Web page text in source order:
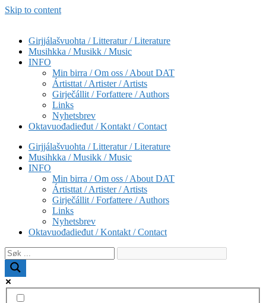
Skip to content
Girjjálašvuohta / Litteratur / Literature
Musihkka / Musikk / Music
INFO
Min birra / Om oss / About DAT
Ártisttat / Artister / Artists
Girječállit / Forfattere / Authors
Links
Nyhetsbrev
Oktavuođadieđut / Kontakt / Contact
Girjjálašvuohta / Litteratur / Literature
Musihkka / Musikk / Music
INFO
Min birra / Om oss / About DAT
Ártisttat / Artister / Artists
Girječállit / Forfattere / Authors
Links
Nyhetsbrev
Oktavuođadieđut / Kontakt / Contact